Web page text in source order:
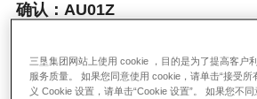
确认：AU01Z
三垦集团网站上使用 cookie ，目的是为了提高客户
服务质量。 如果您同意使用 cookie，请单击“接受所
义 Cookie 设置，请单击“Cookie 设置”。 如果您不